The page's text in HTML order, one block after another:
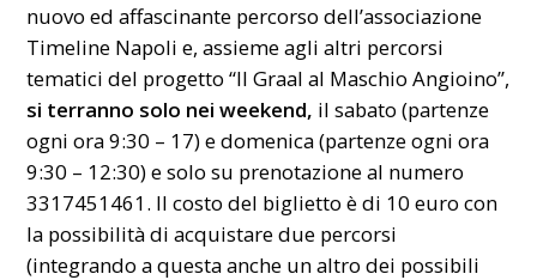
nuovo ed affascinante percorso dell’associazione
Timeline Napoli e, assieme agli altri percorsi
tematici del progetto “Il Graal al Maschio Angioino”,
si terranno solo nei weekend, il sabato (partenze
ogni ora 9:30 – 17) e domenica (partenze ogni ora
9:30 – 12:30) e solo su prenotazione al numero
3317451461. Il costo del biglietto è di 10 euro con
la possibilità di acquistare due percorsi
(integrando a questa anche un altro dei possibili